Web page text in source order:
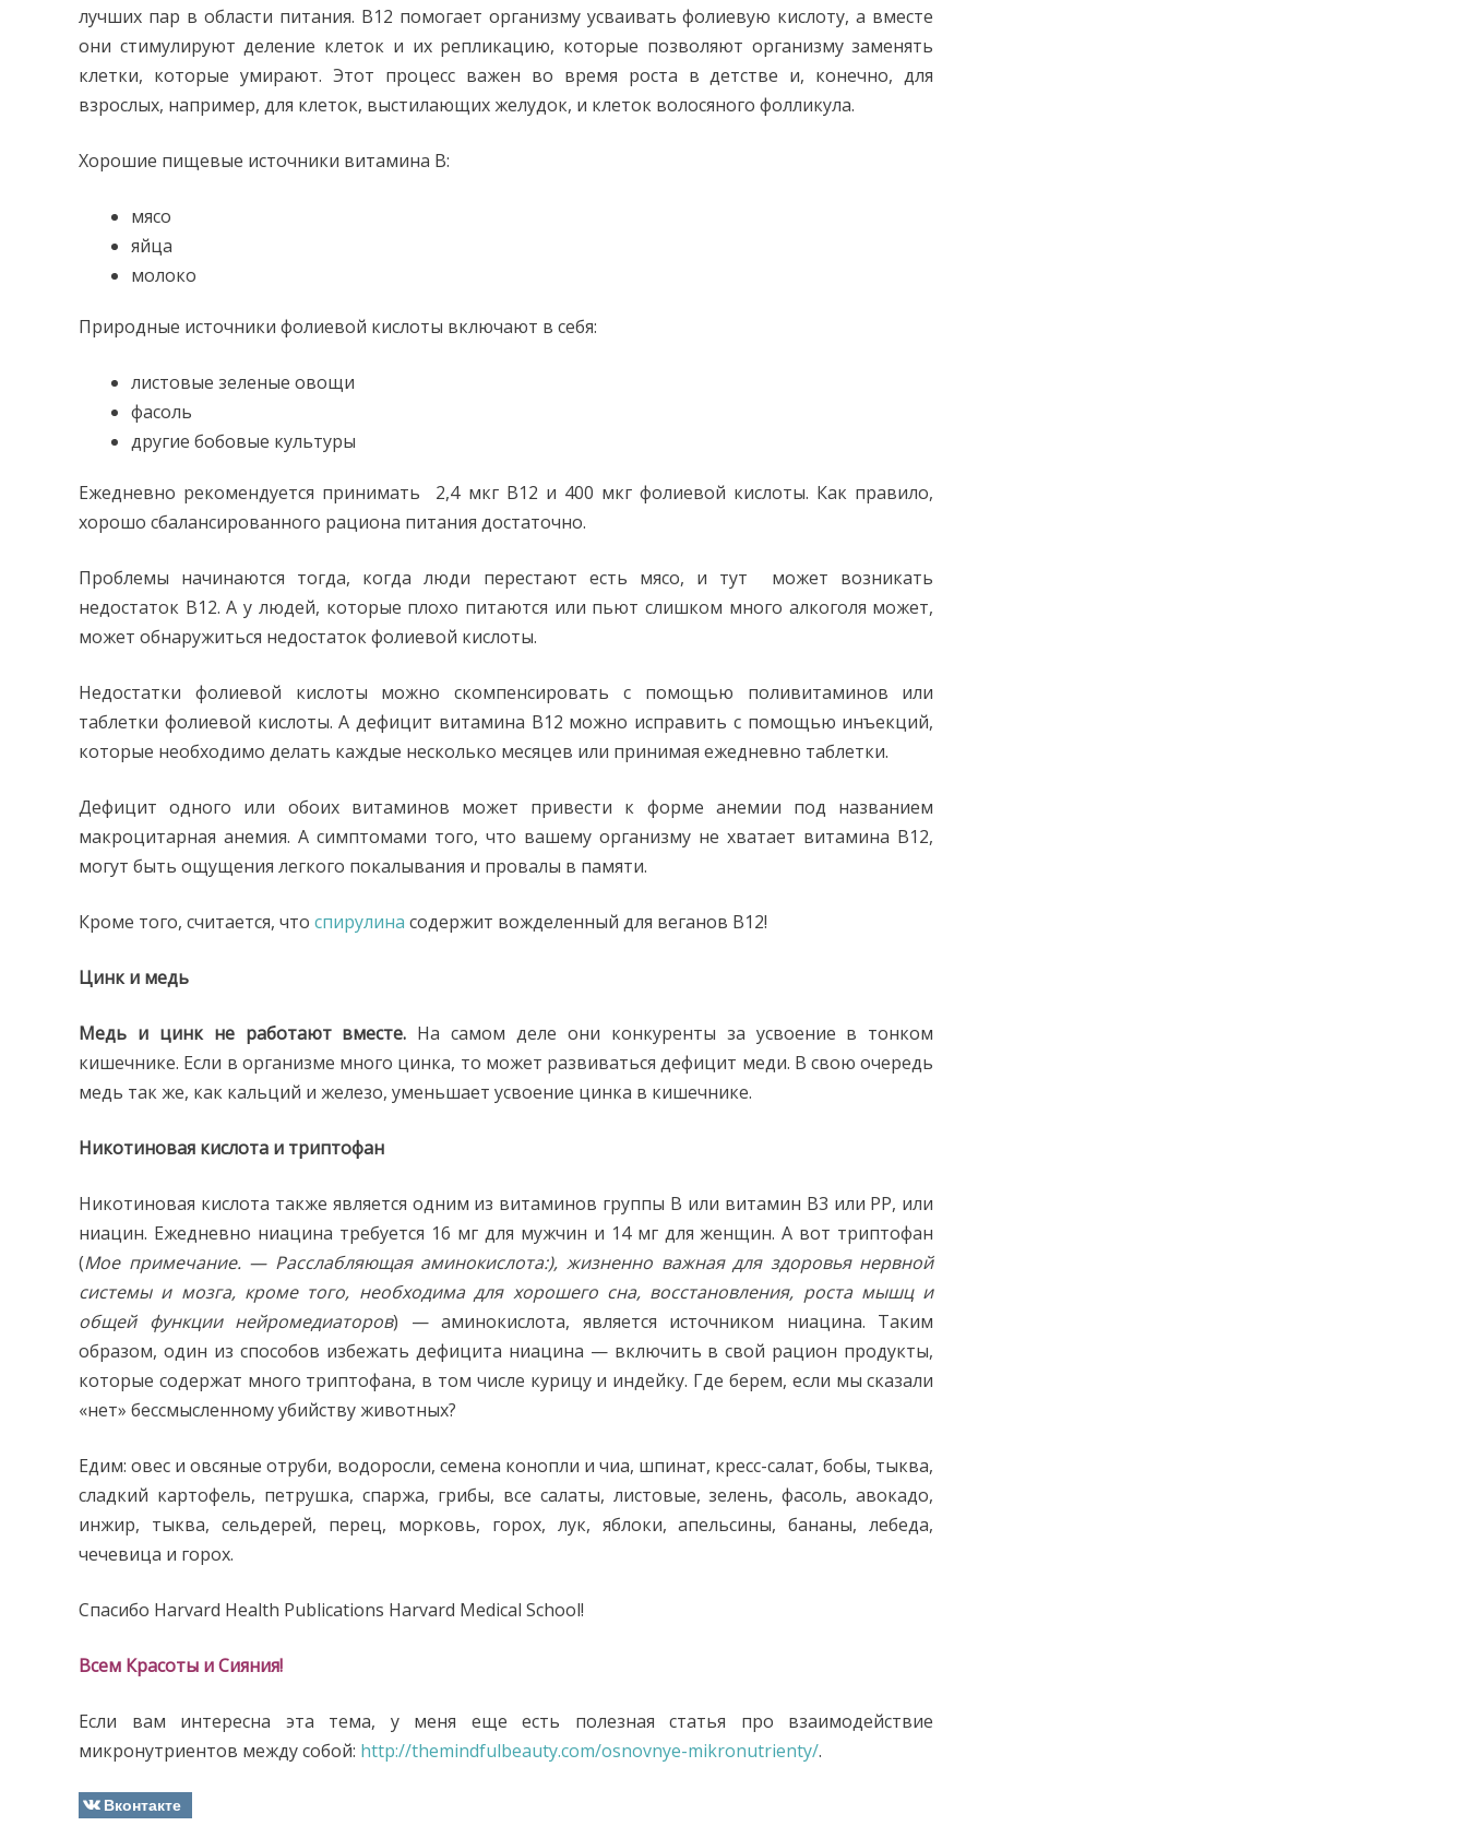
лучших пар в области питания. B12 помогает организму усваивать фолиевую кислоту, а вместе
они стимулируют деление клеток и их репликацию, которые позволяют организму заменять
клетки, которые умирают. Этот процесс важен во время роста в детстве и, конечно, для
взрослых, например, для клеток, выстилающих желудок, и клеток волосяного фолликула.
Хорошие пищевые источники витамина B:
мясо
яйца
молоко
Природные источники фолиевой кислоты включают в себя:
листовые зеленые овощи
фасоль
другие бобовые культуры
Ежедневно рекомендуется принимать 2,4 мкг В12 и 400 мкг фолиевой кислоты. Как правило,
хорошо сбалансированного рациона питания достаточно.
Проблемы начинаются тогда, когда люди перестают есть мясо, и тут может возникать
недостаток B12. А у людей, которые плохо питаются или пьют слишком много алкоголя может,
может обнаружиться недостаток фолиевой кислоты.
Недостатки фолиевой кислоты можно скомпенсировать с помощью поливитаминов или
таблетки фолиевой кислоты. А дефицит витамина B12 можно исправить с помощью инъекций,
которые необходимо делать каждые несколько месяцев или принимая ежедневно таблетки.
Дефицит одного или обоих витаминов может привести к форме анемии под названием
макроцитарная анемия. А симптомами того, что вашему организму не хватает витамина B12,
могут быть ощущения легкого покалывания и провалы в памяти.
Кроме того, считается, что спирулина содержит вожделенный для веганов В12!
Цинк и медь
Медь и цинк не работают вместе. На самом деле они конкуренты за усвоение в тонком
кишечнике. Если в организме много цинка, то может развиваться дефицит меди. В свою очередь
медь так же, как кальций и железо, уменьшает усвоение цинка в кишечнике.
Никотиновая кислота и триптофан
Никотиновая кислота также является одним из витаминов группы В или витамин В3 или РР, или
ниацин. Ежедневно ниацина требуется 16 мг для мужчин и 14 мг для женщин. А вот триптофан
(Мое примечание. — Расслабляющая аминокислота:), жизненно важная для здоровья нервной
системы и мозга, кроме того, необходима для хорошего сна, восстановления, роста мышц и
общей функции нейромедиаторов) — аминокислота, является источником ниацина. Таким
образом, один из способов избежать дефицита ниацина — включить в свой рацион продукты,
которые содержат много триптофана, в том числе курицу и индейку. Где берем, если мы сказали
«нет» бессмысленному убийству животных?
Едим: овес и овсяные отруби, водоросли, семена конопли и чиа, шпинат, кресс-салат, бобы, тыква,
сладкий картофель, петрушка, спаржа, грибы, все салаты, листовые, зелень, фасоль, авокадо,
инжир, тыква, сельдерей, перец, морковь, горох, лук, яблоки, апельсины, бананы, лебеда,
чечевица и горох.
Спасибо Harvard Health Publications Harvard Medical School!
Всем Красоты и Сияния!
Если вам интересна эта тема, у меня еще есть полезная статья про взаимодействие
микронутриентов между собой: http://themindfulbeauty.com/osnovnye-mikronutrienty/.
Вконтакте